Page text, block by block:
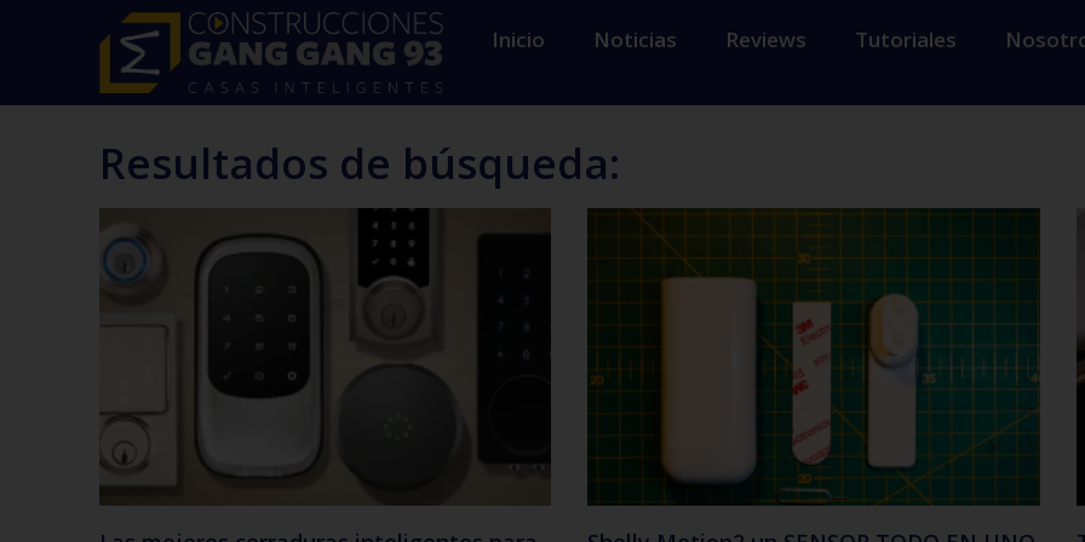
Inicio Noticias Reviews Tutoriales
Resultados de búsqueda: